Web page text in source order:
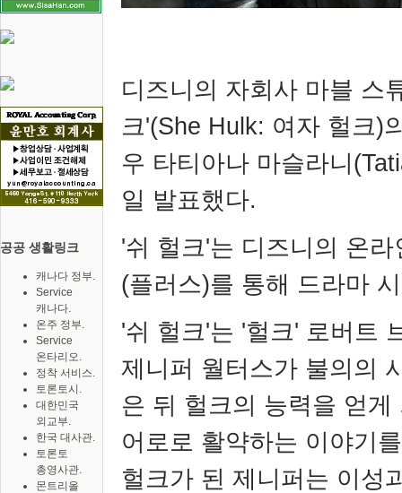
공공 생활링크
캐나다 정부.
Service
캐나다.
온주 정부.
Service
온타리오.
정착 서비스.
토론토시.
대한민국
외교부.
한국 대사관.
토론토
총영사관.
몬트리올
디즈니의 자회사 마블 스
크'(She Hulk: 여자 헐크)
우 타티아나 마슬라니
일 발표했다.
'쉬 헐크'는 디즈니의 온
(플러스)를 통해 드라마
'쉬 헐크'는 '헐크' 로버트
제니퍼 월터스가 불의의
은 뒤 헐크의 능력을 얻게
어로로 활약하는 이야기
헐크가 된 제니퍼는 이성